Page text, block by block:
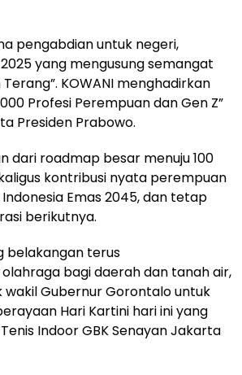
pengabdian untuk negeri,
yang mengusung semangat
KOWANI menghadirkan
Profesi Perempuan dan Gen Z”
Presiden Prabowo.
dari roadmap besar menuju 100
kontribusi nyata perempuan
Emas 2045, dan tetap
berikutnya.
belakangan terus
bagi daerah dan tanah air,
wakil Gubernur Gorontalo untuk
Hari Kartini hari ini yang
Indoor GBK Senayan Jakarta